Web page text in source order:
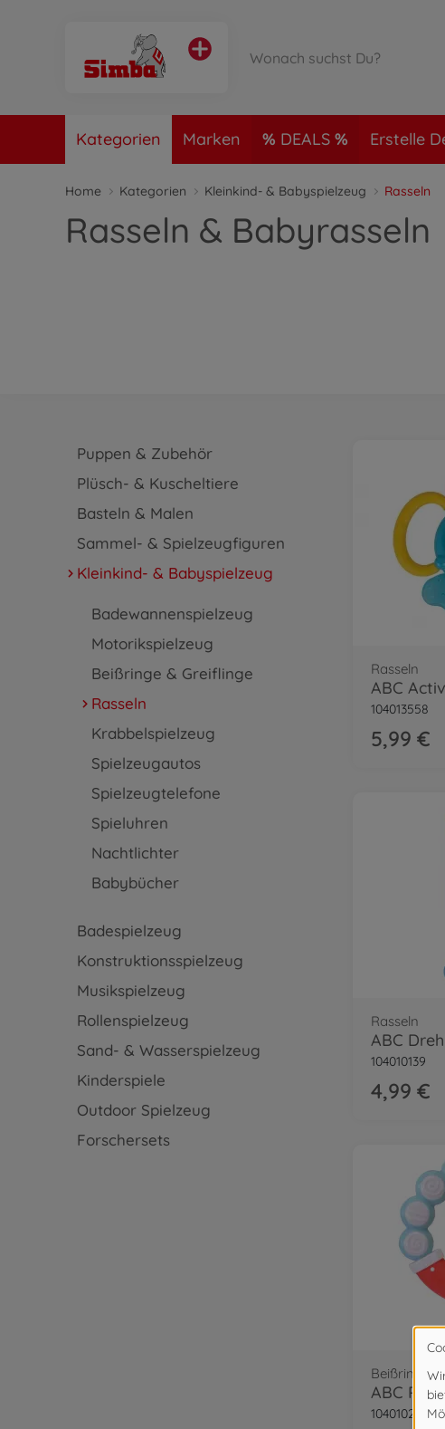
Kategorien Marken DEALS Erstelle
Home Kategorien Kleinkind- & Babyspielzeug Rasseln
Rasseln & Babyrasseln
Puppen & Zubehör
Plüsch- & Kuscheltiere
Basteln & Malen
Sammel- & Spielzeugfiguren
Kleinkind- & Babyspielzeug
Badewannenspielzeug
Motorikspielzeug
Beißringe & Greiflinge
Rasseln
Krabbelspielzeug
Spielzeugautos
Spielzeugtelefone
Spieluhren
Nachtlichter
Babybücher
Badespielzeug
Konstruktionsspielzeug
Musikspielzeug
Rollenspielzeug
Sand- & Wasserspielzeug
Kinderspiele
Outdoor Spielzeug
Forschersets
Rasseln
ABC
104013558
5,99 €
Rasseln
104010139
4,99 €
Beißringe
ABC
104010213